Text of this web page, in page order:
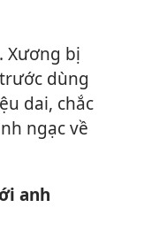
Xương bị
dùng
dai, chắc
ngạc về
anh